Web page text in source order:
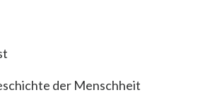
der Menschheit